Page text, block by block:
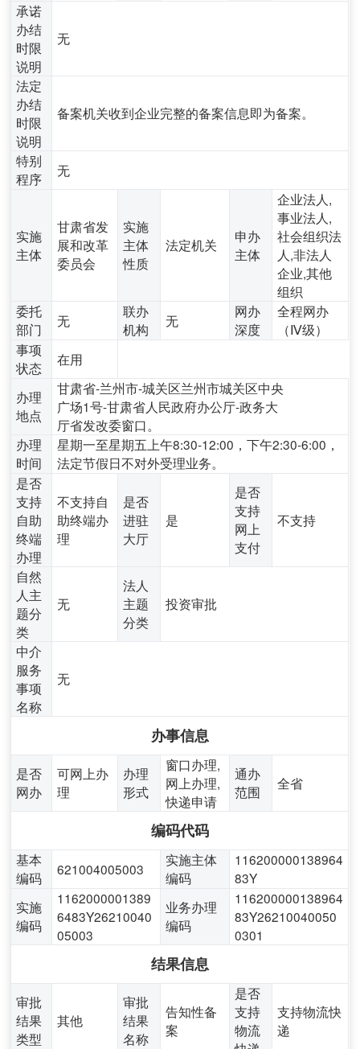
承诺
办结
时限
说明
无
法定
办结
时限
说明
备案机关收到企业完整的备案信息即为备案。
特别
程序
无
实施
主体
甘肃省发
展和改革
委员会
实施
主体
性质
法定机关
申办
主体
企业法人,
事业法人,
社会组织法
人,非法人
企业,其他
组织
委托
部门
无
联办
机构
无
网办
深度
全程网办
（Ⅳ级）
事项
状态
在用
办理
地点
甘肃省-兰州市-城关区兰州市城关区中央
广场1号-甘肃省人民政府办公厅-政务大
厅省发改委窗口。
办理
时间
星期一至星期五上午8:30-12:00，下午2:30-6:00，
法定节假日不对外受理业务。
是否
支持
自助
终端
办理
不支持自
助终端办
理
是否
进驻
大厅
是
是否
支持
网上
支付
不支持
自然
人主
题分
类
无
法人
主题
分类
投资审批
中介
服务
事项
名称
无
办事信息
是否
网办
可网上办
理
办理
形式
窗口办理,
网上办理,
快递申请
通办
范围
全省
编码代码
基本
编码
621004005003
实施主体
编码
116200000138964
83Y
实施
编码
1162000001389
6483Y26210040
05003
业务办理
编码
116200000138964
83Y26210040050
0301
结果信息
审批
结果
类型
其他
审批
结果
名称
告知性备
案
是否
支持
物流
支持物流快
递